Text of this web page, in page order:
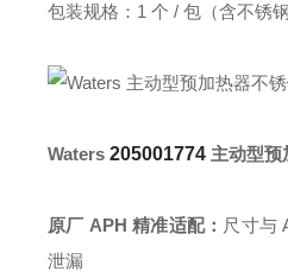
包装规格：1 个 / 包（含不锈
Waters 205001774 主动型
原厂 APH 精准适配： 尺寸与
泄漏